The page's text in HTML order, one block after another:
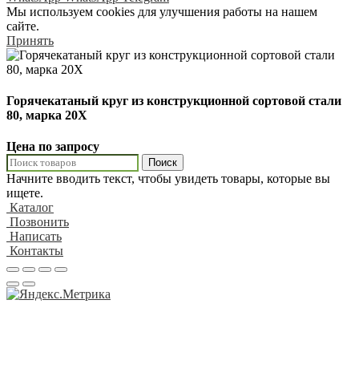
Мы используем cookies для улучшения работы на нашем
сайте.
Принять
Горячекатаный круг из конструкционной сортовой стали
80, марка 20Х
Цена по запросу
Поиск
Начните вводить текст, чтобы увидеть товары, которые вы
ищете.
Каталог
Позвонить
Написать
Контакты